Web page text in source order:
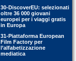
30-DiscoverEU: selezionati
oltre 36 000 giovani
europei per i viaggi gratis
in Europa
31-Piattaforma European
Film Factory per
l’alfabetizzazione
mediatica